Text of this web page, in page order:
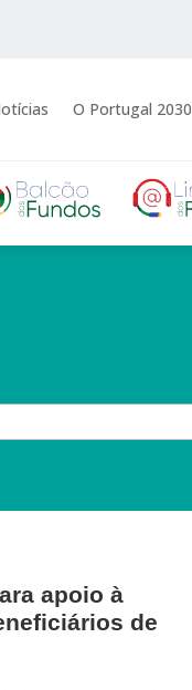
O Portugal 2030
apoio à
de